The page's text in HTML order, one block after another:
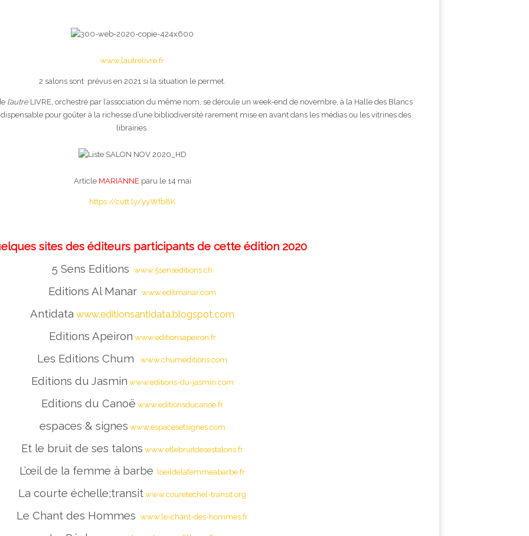
www.lautrelivre.fr
2 salons sont prévus en 2021 si la situation le permet.
l’autre LIVRE, orchestré par l’association du même nom, se déroule un week-end de novembre, à la Halle des Blancs
pour goûter à la richesse d’une bibliodiversité rarement mise en avant dans les médias ou les vitrines des
librairies.
Article MARIANNEparu le 14 mai
https://cutt.ly/yyWfb8K
sites des éditeurs participants de cette édition 2020
5 Sens Editions www.5senseditions.ch
Editions Al Manar www.editmanar.com
Antidata www.editionsantidata.blogspot.com
Editions Apeiron www.editionsapeiron.fr
Les Editions Chum www.chumeditions.com
Editions du Jasmin www.editions-du-jasmin.com
Editions du Canoë www.editionsducanoe.fr
espaces & signes www.espacesetsignes.com
Et le bruit de ses talons www.etlebruitdesestalons.fr
L’œil de la femme à barbe loeildelafemmeabarbe.fr
La courte échelle;transit www.couretechel-transit.org
Le Chant des Hommes www.le-chant-des-hommes.fr